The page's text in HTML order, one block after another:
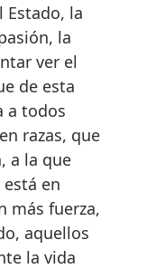
Estado, la
la
ver el
de esta
a todos
razas, que
a la que
en
más fuerza,
aquellos
la vida